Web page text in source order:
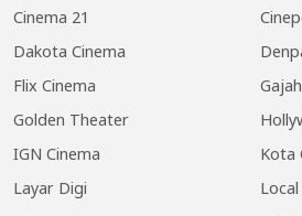
Cinema 21
Dakota Cinema
Flix Cinema
Golden Theater
IGN Cinema
Kota
Layar Digi